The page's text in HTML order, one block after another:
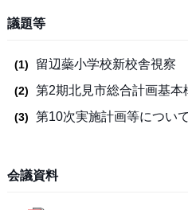
議題等
留辺蘂小学校新校舎視察
第2期北見市総合計画基本
第10次実施計画等につい
会議資料